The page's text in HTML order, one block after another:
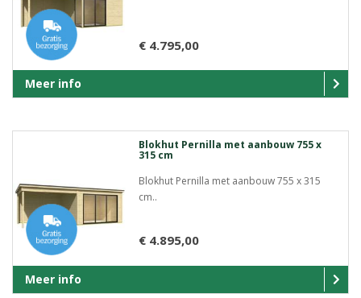
€ 4.795,00
Meer info
Blokhut Pernilla met aanbouw 755 x
315 cm
Blokhut Pernilla met aanbouw 755 x 315
cm..
€ 4.895,00
Meer info